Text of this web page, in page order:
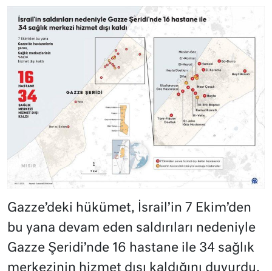
Gazze’deki hükümet, İsrail’in 7 Ekim’den
bu yana devam eden saldırıları nedeniyle
Gazze Şeridi’nde 16 hastane ile 34 sağlık
merkezinin hizmet dışı kaldığını duyurdu.